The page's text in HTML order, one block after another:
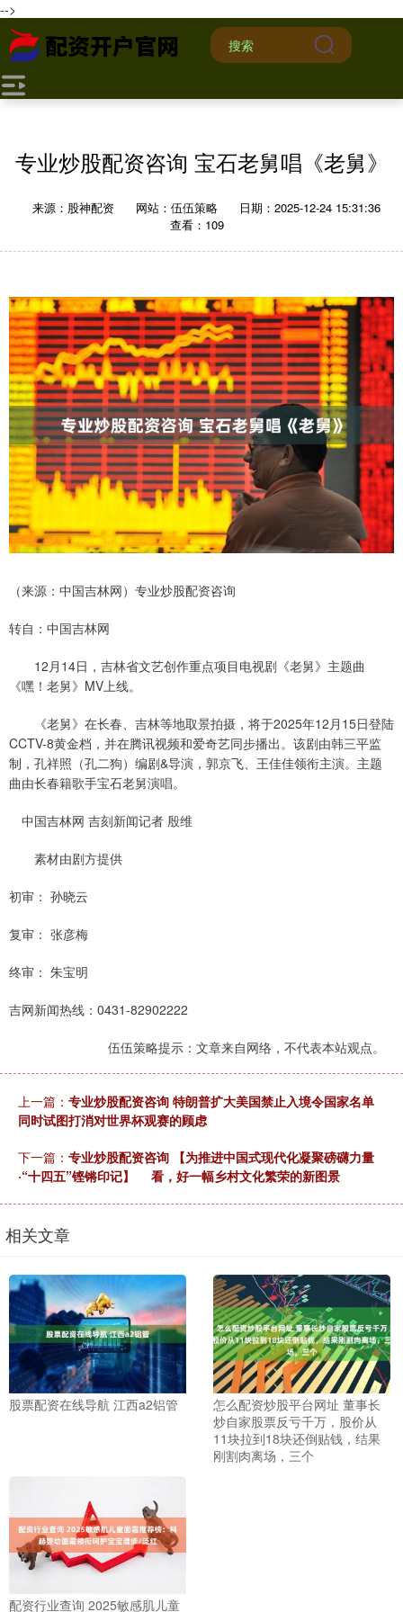
-->
专业炒股配资咨询 宝石老舅唱《老舅》
来源：股神配资 网站：伍伍策略
日期：2025-12-24 15:31:36
查看：109
（来源：中国吉林网）专业炒股配资咨询
转自：中国吉林网
12月14日，吉林省文艺创作重点项目电视剧《老舅》主题曲
《嘿！老舅》MV上线。
《老舅》在长春、吉林等地取景拍摄，将于2025年12月15日登陆
CCTV-8黄金档，并在腾讯视频和爱奇艺同步播出。该剧由韩三平监
制，孔祥照（孔二狗）编剧&导演，郭京飞、王佳佳领衔主演。主题
曲由长春籍歌手宝石老舅演唱。
中国吉林网 吉刻新闻记者 殷维
素材由剧方提供
初审： 孙晓云
复审： 张彦梅
终审： 朱宝明
吉网新闻热线：0431-82902222
伍伍策略提示：文章来自网络，不代表本站观点。
上一篇： 专业炒股配资咨询 特朗普扩大美国禁止入境令国家名单
同时试图打消对世界杯观赛的顾虑
下一篇： 专业炒股配资咨询 【为推进中国式现代化凝聚磅礴力量
·“十四五”铿锵印记】 看，好一幅乡村文化繁荣的新图景
相关文章
股票配资在线导航 江西a2铝管
怎么配资炒股平台网址 董事长
炒自家股票反亏千万，股价从
11块拉到18块还倒贴钱，结果
刚割肉离场，三个
配资行业查询 2025敏感肌儿童